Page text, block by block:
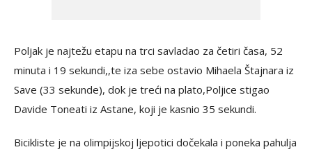
Poljak je najtežu etapu na trci savladao za četiri časa, 52
minuta i 19 sekundi,,te iza sebe ostavio Mihaela Štajnara iz
Save (33 sekunde), dok je treći na plato,Poljice stigao
Davide Toneati iz Astane, koji je kasnio 35 sekundi.
Bicikliste je na olimpijskoj ljepotici dočekala i poneka pahulja